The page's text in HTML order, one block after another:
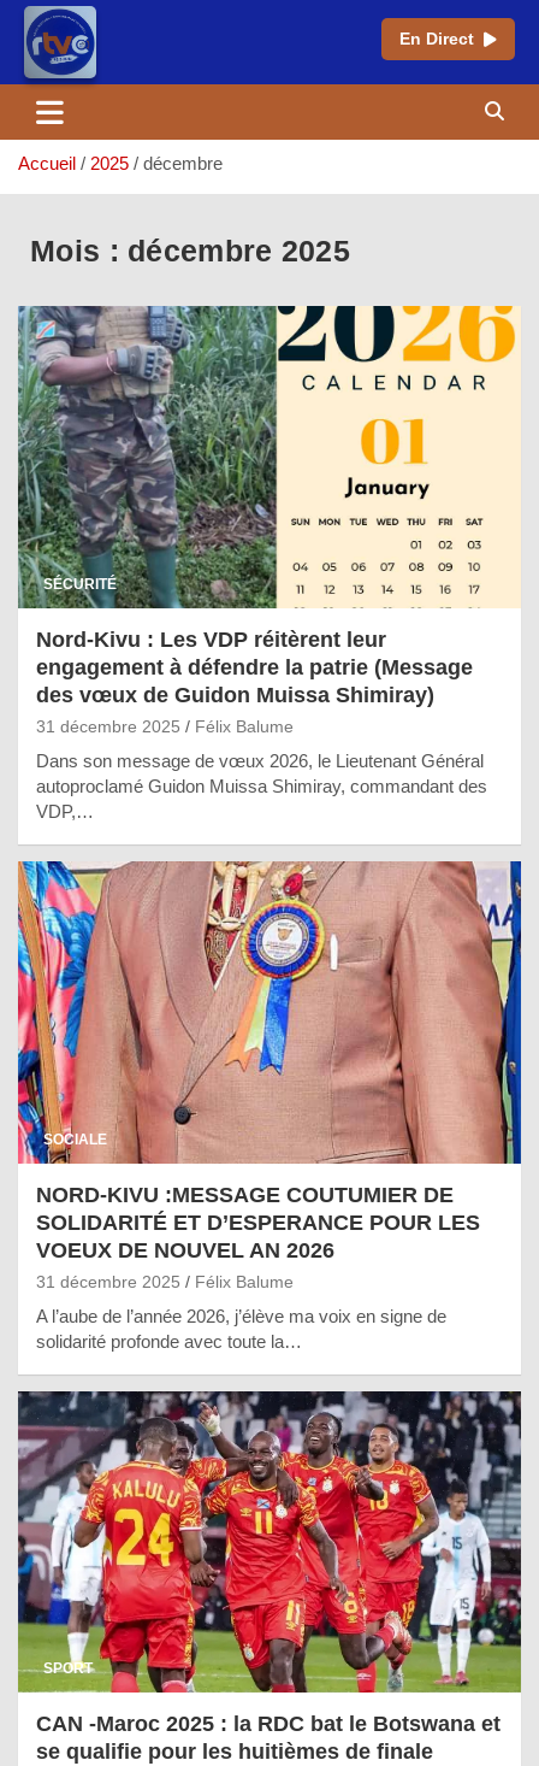
En Direct
contenu
Accueil
2025 décembre
Mois : décembre 2025
SÉCURITÉ
Nord-Kivu : Les VDP réitèrent leur
engagement à défendre la patrie (Message
des vœux de Guidon Muissa Shimiray)
31 décembre 2025 Félix Balume
Dans son message de vœux 2026, le Lieutenant Général
autoproclamé Guidon Muissa Shimiray, commandant des
VDP,…
SOCIALE
NORD-KIVU :MESSAGE COUTUMIER DE
SOLIDARITÉ ET D’ESPERANCE POUR LES
VOEUX DE NOUVEL AN 2026
31 décembre 2025 Félix Balume
A l’aube de l’année 2026, j’élève ma voix en signe de
solidarité profonde avec toute la…
SPORT
CAN -Maroc 2025 : la RDC bat le Botswana et
se qualifie pour les huitièmes de finale